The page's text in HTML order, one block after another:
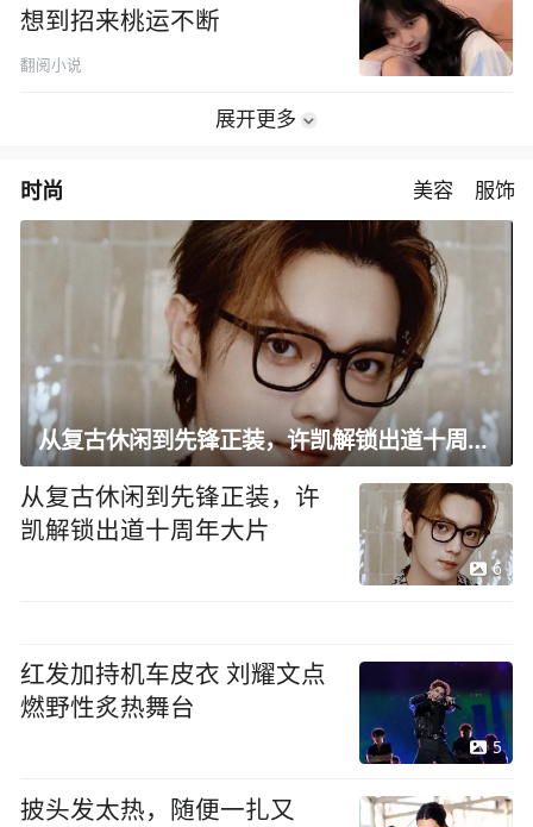
想到招来桃运不断
翻阅小说
展开更多
时尚 美容 服饰
从复古休闲到先锋正装，许凯解锁出道十周年大片
从复古休闲到先锋正装，许
凯解锁出道十周年大片
6
红发加持机车皮衣 刘耀文点
燃野性炙热舞台
5
披头发太热，随便一扎又